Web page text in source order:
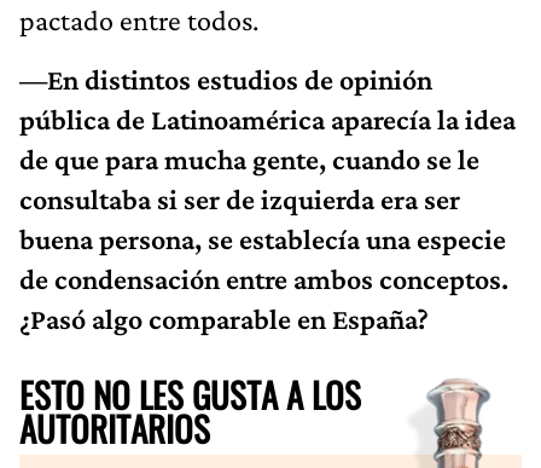
pactado entre todos.
—En distintos estudios de opinión
pública de Latinoamérica aparecía la idea
de que para mucha gente, cuando se le
consultaba si ser de izquierda era ser
buena persona, se establecía una especie
de condensación entre ambos conceptos.
¿Pasó algo comparable en España?
ESTO NO LES GUSTA A LOS
AUTORITARIOS